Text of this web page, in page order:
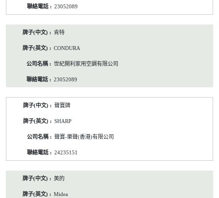
23052089
肯特
CONDURA
世紀開利家用空調有限公司
23052089
聲寶牌
SHARP
聲寶-樂聲(香港)有限公司
24235151
美的
Midea